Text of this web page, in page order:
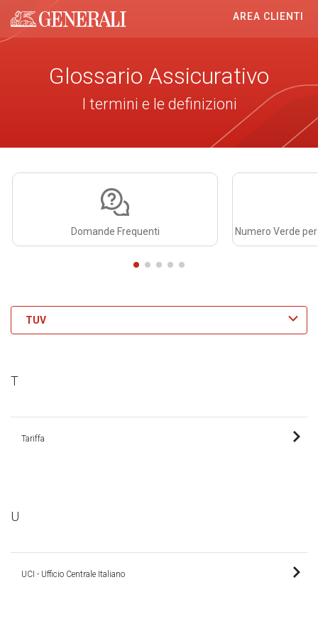
Generali logo
AREA CLIENTI
Glossario Assicurativo
I termini e le definizioni
Domande Frequenti Numero Verde
TUV
T
Tariffa
U
UCI - Ufficio Centrale Italiano